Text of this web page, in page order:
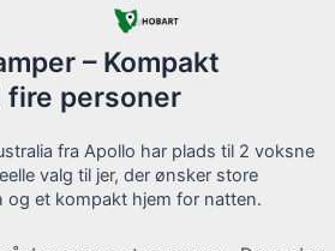
– Kompakt
fire personer
fra Apollo har plads til 2 voksne
valg til jer, der ønsker store
og et kompakt hjem for natten.